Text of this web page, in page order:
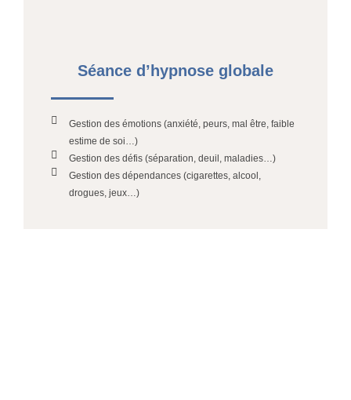
Séance d’hypnose globale
Gestion des émotions (anxiété, peurs, mal être, faible
estime de soi…)
Gestion des défis (séparation, deuil, maladies…)
Gestion des dépendances (cigarettes, alcool,
drogues, jeux…)